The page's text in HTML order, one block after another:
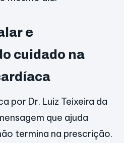
e
cuidado na
por Dr. Luiz Teixeira da
que ajuda
termina na prescrição.